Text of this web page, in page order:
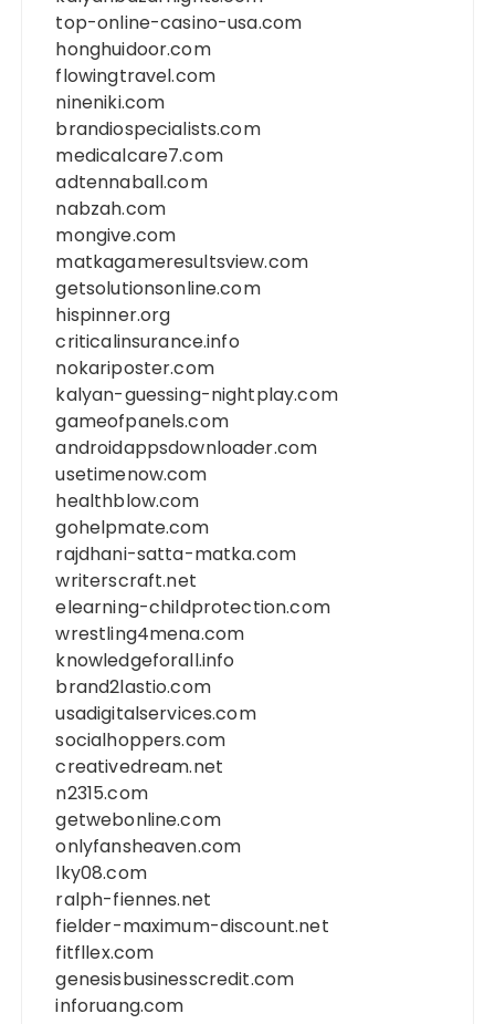
top-online-casino-usa.com
honghuidoor.com
flowingtravel.com
nineniki.com
brandiospecialists.com
medicalcare7.com
adtennaball.com
nabzah.com
mongive.com
matkagameresultsview.com
getsolutionsonline.com
hispinner.org
criticalinsurance.info
nokariposter.com
kalyan-guessing-nightplay.com
gameofpanels.com
androidappsdownloader.com
usetimenow.com
healthblow.com
gohelpmate.com
rajdhani-satta-matka.com
writerscraft.net
elearning-childprotection.com
wrestling4mena.com
knowledgeforall.info
brand2lastio.com
usadigitalservices.com
socialhoppers.com
creativedream.net
n2315.com
getwebonline.com
onlyfansheaven.com
lky08.com
ralph-fiennes.net
fielder-maximum-discount.net
fitfllex.com
genesisbusinesscredit.com
inforuang.com